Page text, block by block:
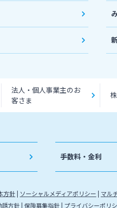
法人・個人事業主のお
客さま
手数料・金利
方針 ソーシャルメディアポリシー マル
誘方針 保険募集指針 プライバシーポリ